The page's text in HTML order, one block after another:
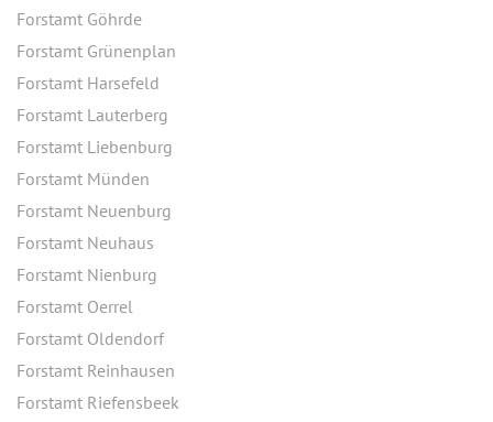
Forstamt Göhrde
Forstamt Grünenplan
Forstamt Harsefeld
Forstamt Lauterberg
Forstamt Liebenburg
Forstamt Münden
Forstamt Neuenburg
Forstamt Neuhaus
Forstamt Nienburg
Forstamt Oerrel
Forstamt Oldendorf
Forstamt Reinhausen
Forstamt Riefensbeek